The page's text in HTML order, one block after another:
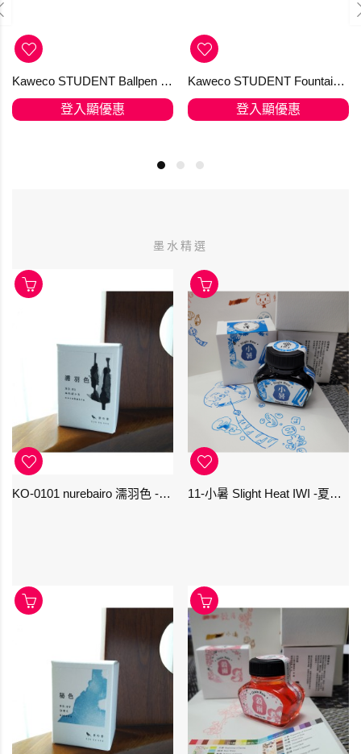
Kaweco STUDENT Ballpen 70's Soul
登入顯優惠
Kaweco STUDENT Fountain Pen Transparent
登入顯優惠
墨水精選
KO-0101 nurebairo 濡羽色 -日本名牌京の音樽裝鋼筆墨水40ml 4573356130012 11-小暑 Slight Heat IWI -夏季-24節氣色澤鋼筆墨水